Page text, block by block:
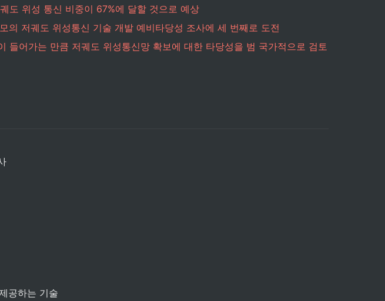
도 위성 통신 비중이 67%에 달할 것으로 예상
의 저궤도 위성통신 기술 개발 예비타당성 조사에 세 번째로 도전
어가는 만큼 저궤도 위성통신망 확보에 대한 타당성을 범 국가적으로 검토
공하는 기술